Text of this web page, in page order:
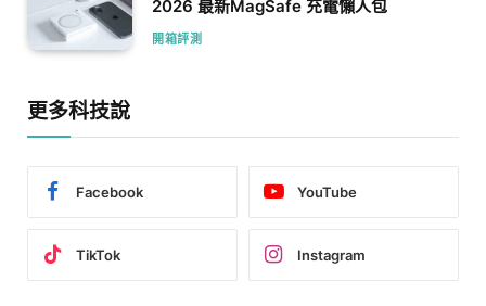
2026 最新MagSafe 充電懶人包
開箱評測
更多科技說
Facebook YouTube
TikTok Instagram